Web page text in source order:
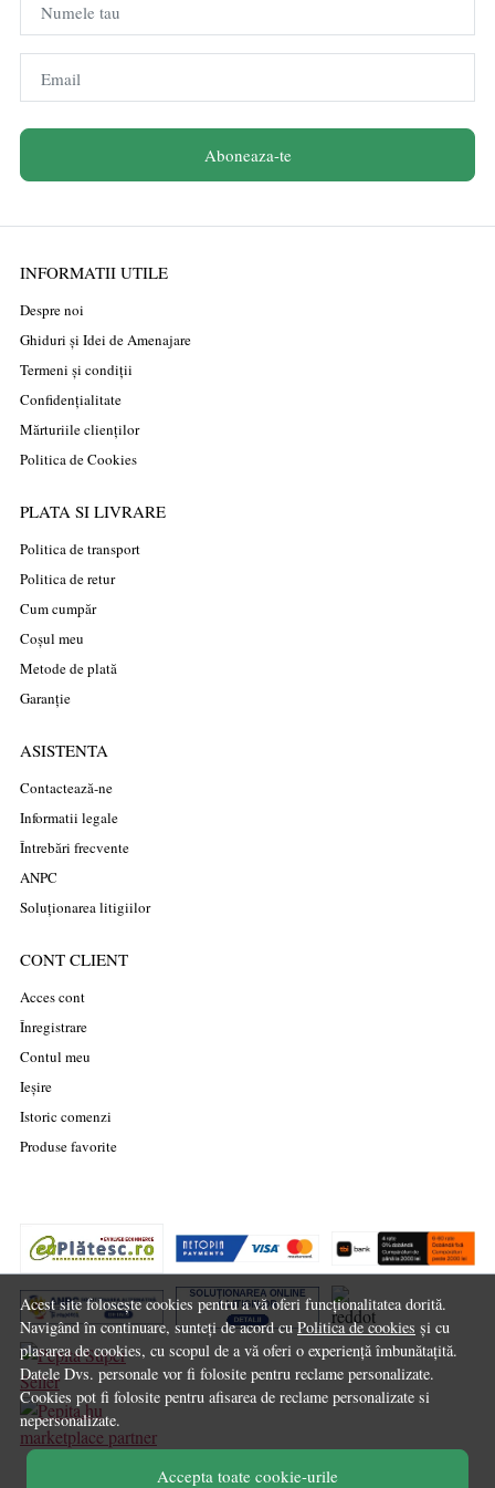
Acest site folosește cookies pentru a vă oferi funcționalitatea dorită.
Navigând în continuare, sunteți de acord cuPolitica de cookies și cu
plasarea de cookies, cu scopul de a vă oferi o experiență îmbunătațită.
Datele Dvs. personale vor fi folosite pentru reclame personalizate.
Cookies pot fi folosite pentru afisarea de reclame personalizate si
nepersonalizate.
Accepta toate cookie-urile
Numele tau
Email
Aboneaza-te
INFORMATII UTILE
Despre noi
Ghiduri și Idei de Amenajare
Termeni și condiții
Confidențialitate
Mărturiile clienților
Politica de Cookies
PLATA SI LIVRARE
Politica de transport
Politica de retur
Cum cumpăr
Coșul meu
Metode de plată
Garanție
ASISTENTA
Contactează-ne
Informatii legale
Întrebări frecvente
ANPC
Soluționarea litigiilor
CONT CLIENT
Acces cont
Înregistrare
Contul meu
Ieșire
Istoric comenzi
Produse favorite
marketplace partner